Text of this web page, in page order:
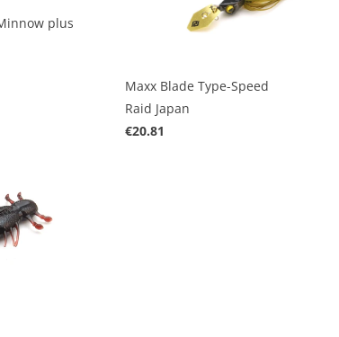
plus
Maxx Blade Type-Speed
Raid Japan
€20.81